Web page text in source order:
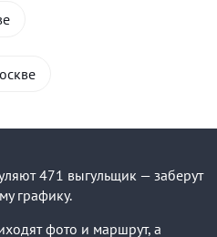
471 выгульщик — заберут
графику.
фото и маршрут, а